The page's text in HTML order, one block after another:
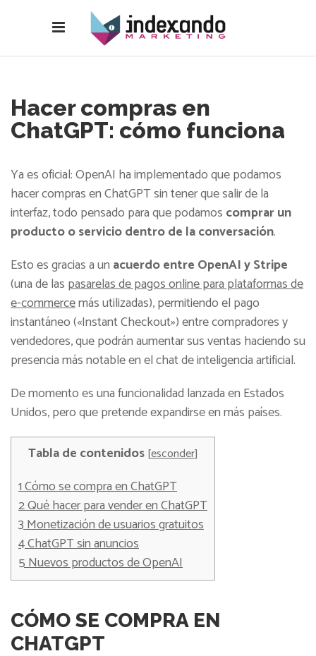
Hacer compras en
ChatGPT: cómo funciona
Ya es oficial: OpenAI ha implementado que podamos
hacer compras en ChatGPT sin tener que salir de la
interfaz, todo pensado para que podamos comprar un
producto o servicio dentro de la conversación.
Esto es gracias a un acuerdo entre OpenAI y Stripe
(una de las pasarelas de pagos online para plataformas de
e-commercemás utilizadas), permitiendo el pago
instantáneo («Instant Checkout») entre compradores y
vendedores, que podrán aumentar sus ventas haciendo su
presencia más notable en el chat de inteligencia artificial.
De momento es una funcionalidad lanzada en Estados
Unidos, pero que pretende expandirse en más países.
Tabla de contenidos [esconder]
1Cómo se compra en ChatGPT
2Qué hacer para vender en ChatGPT
3Monetización de usuarios gratuitos
4ChatGPT sin anuncios
5Nuevos productos de OpenAI
CÓMO SE COMPRA EN
CHATGPT